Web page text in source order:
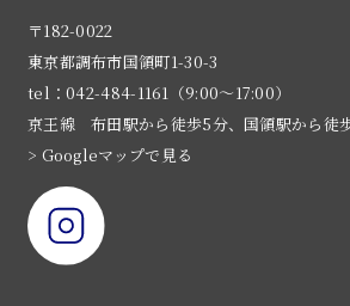
〒182-0022
東京都調布市国領町1-30-3
tel：042-484-1161（9:00〜17:00）
京王線 布田駅から徒歩5分、国領駅から徒
> Googleマップで見る